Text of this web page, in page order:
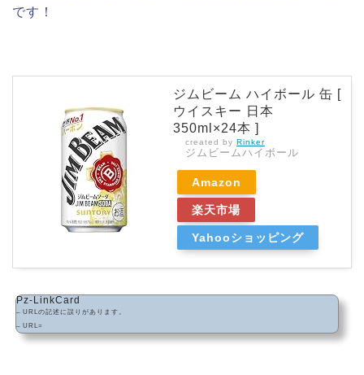
です！
ジムビーム ハイボール 缶 [
ウイスキー 日本
350ml×24本 ]
created by Rinker
ジムビームハイボール
Amazon
楽天市場
Yahooショッピング
Pz-LinkCard
– URLの記述に誤りがあります。
– URL=